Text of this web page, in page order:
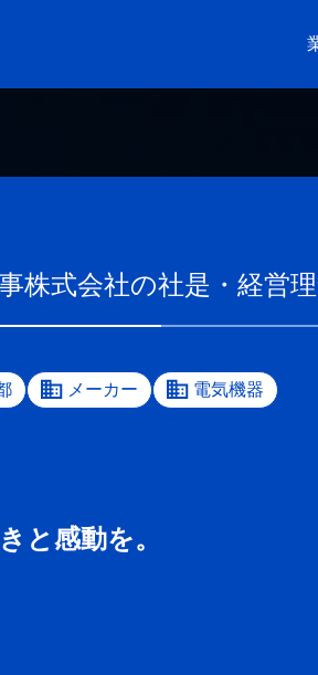
株式会社の社是・経営
メーカー 電気機器
と感動を。